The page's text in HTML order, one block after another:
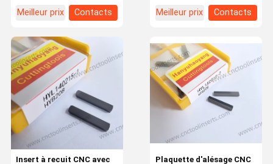
Meilleur prix Contacts
Meilleur prix Contacts
Plaquette d'alésage CNC
Insert à recuit CNC avec